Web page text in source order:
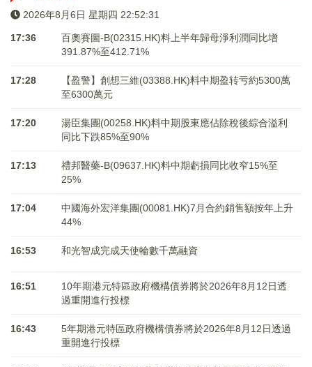
2026年8月6日 星期四 22:52:31
17:36
百奧賽圖-B(02315.HK)料上半年歸母淨利潤同比增
391.87%至412.71%
17:28
【盈警】創想三維(03388.HK)料中期盈转亏約5300萬
至6300萬元
17:20
湯臣集團(00258.HK)料中期股東應佔除稅後綜合溢利
同比下跌85%至90%
17:13
禮邦醫藥-B(09637.HK)料中期虧損同比收窄15%至
25%
17:04
中國海外宏洋集團(00081.HK)7月合約銷售額按年上升
44%
16:53 和光智成完成天使輪數千萬融資
16:51
10年期港元特區政府機構債券將於2026年8月12日透
過重開進行投標
16:43
5年期港元特區政府機構債券將於2026年8月12日透過
重開進行投標